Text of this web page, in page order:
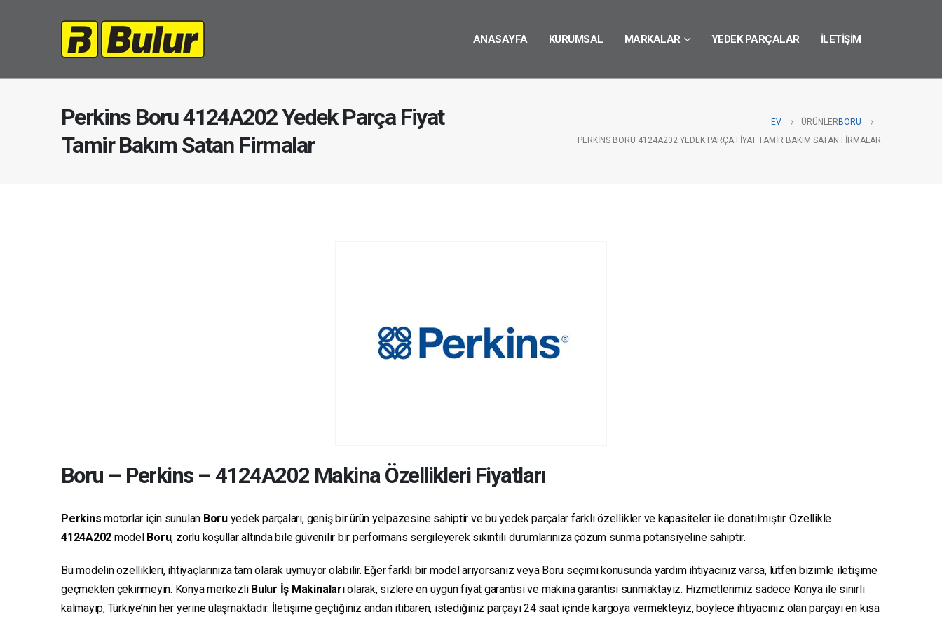
ANASAYFA KURUMSAL MARKALAR YEDEK PARÇALAR İLETIŞIM
Perkins Boru 4124A202 Yedek Parça Fiyat
Tamir Bakım Satan Firmalar
EV ÜRÜNLER BORU
PERKINS BORU 4124A202 YEDEK PARÇA FIYAT TAMIR BAKIM SATAN FIRMALAR
Boru – Perkins–4124A202 Makina Özellikleri Fiyatları
Perkins motorlar için sunulan Boruyedek parçaları, geniş bir ürün yelpazesine sahiptir ve bu yedek parçalar farklı özellikler ve kapasiteler ile donatılmıştır. Özellikle
4124A202 model Boru, zorlu koşullar altında bile güvenilir bir performans sergileyerek sıkıntılı durumlarınıza çözüm sunma potansiyeline sahiptir.
Bu modelin özellikleri, ihtiyaçlarınıza tam olarak uymuyor olabilir. Eğer farklı bir model arıyorsanız veya Boru seçimi konusunda yardım ihtiyacınız varsa, lütfen bizimle iletişime
geçmekten çekinmeyin. Konya merkezli Bulur İş Makinalarıolarak, sizlere en uygun fiyat garantisi ve makina garantisi sunmaktayız. Hizmetlerimiz sadece Konya ile sınırlı
kalmayıp, Türkiye’nin her yerine ulaşmaktadır. İletişime geçtiğiniz andan itibaren, istediğiniz parçayı 24 saat içinde kargoya vermekteyiz, böylece ihtiyacınız olan parçayı en kısa